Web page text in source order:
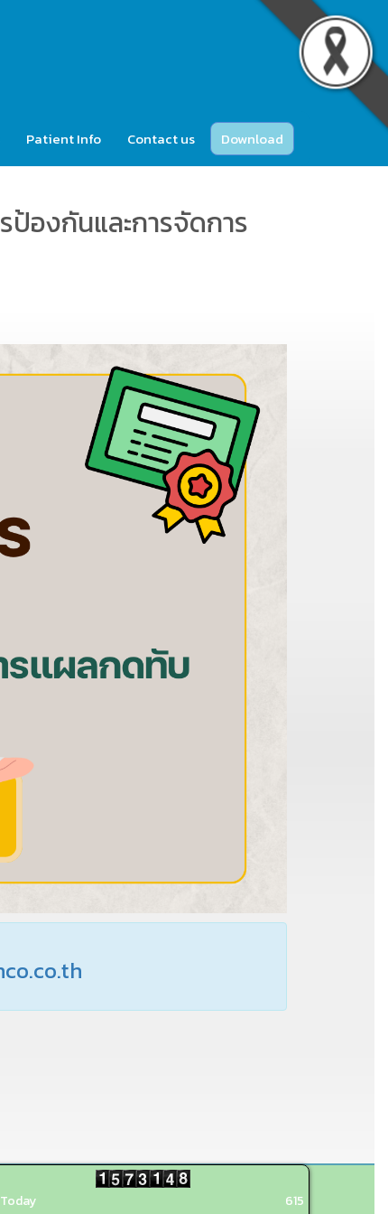
Patient Info Contact us Download
ป้องกันและการจัดการ
Today
615